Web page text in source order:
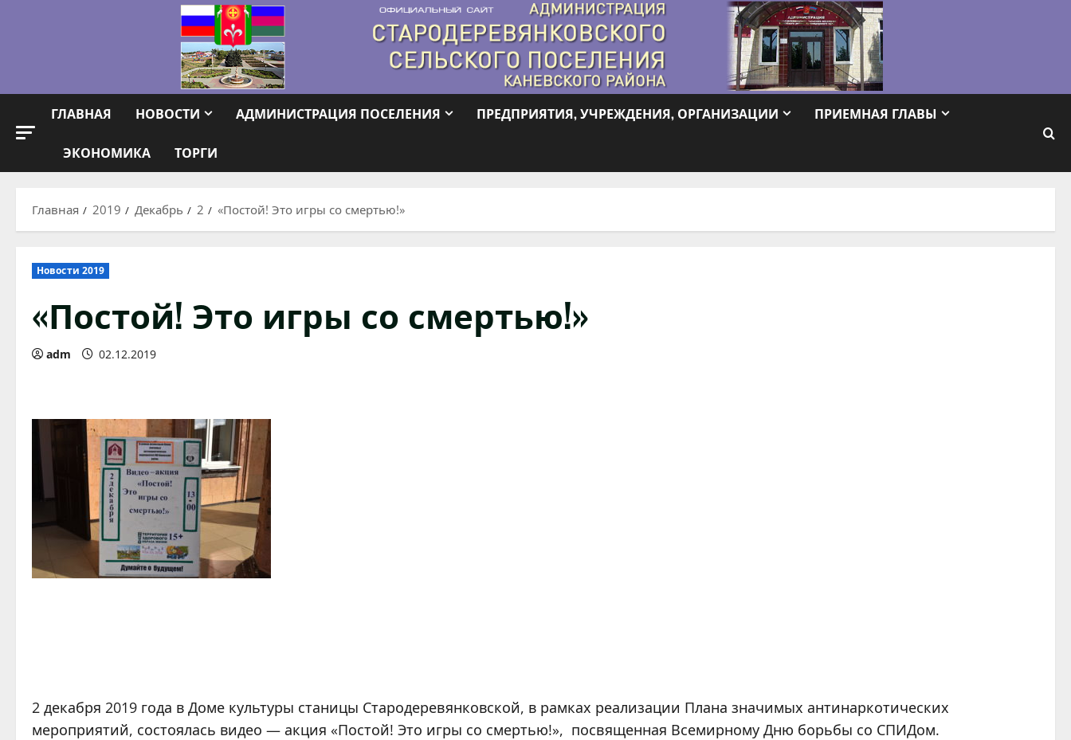
ГЛАВНАЯ НОВОСТИ АДМИНИСТРАЦИЯ ПОСЕЛЕНИЯ ПРЕДПРИЯТИЯ, УЧРЕЖДЕНИЯ, ОРГАНИЗАЦИИ ПРИЕМНАЯ ГЛАВЫ
ЭКОНОМИКА ТОРГИ
Главная 2019 Декабрь 2 «Постой! Это игры со смертью!»
Новости 2019
«Постой! Это игры со смертью!»
adm 02.12.2019
2 декабря 2019 года в Доме культуры станицы Стародеревянковской, в рамках реализации Плана значимых антинаркотических
мероприятий, состоялась видео — акция «Постой! Это игры со смертью!», посвященная Всемирному Дню борьбы со СПИДом.